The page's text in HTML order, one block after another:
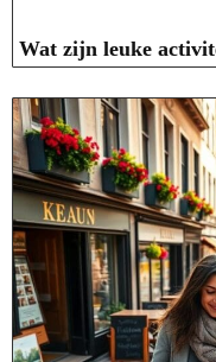
Wat zijn leuke